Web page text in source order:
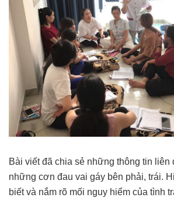
Bài viết đã chia sẻ những thông tin liên
những cơn đau vai gáy bên phải, trái.
biết và nắm rõ mối nguy hiểm của tình